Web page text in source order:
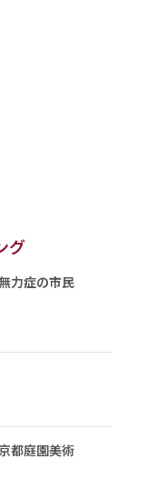
グ
力症の市民
都庭園美術